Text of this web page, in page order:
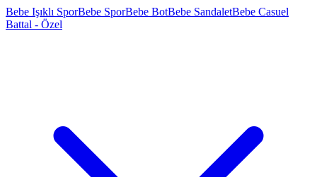
Bebe Işıklı SporBebe SporBebe BotBebe SandaletBebe Casuel
Battal - Özel